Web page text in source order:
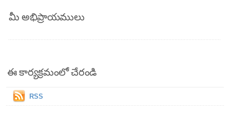
మీ అభిప్రాయములు
ఈ కార్యక్రమంలో చేరండి
RSS